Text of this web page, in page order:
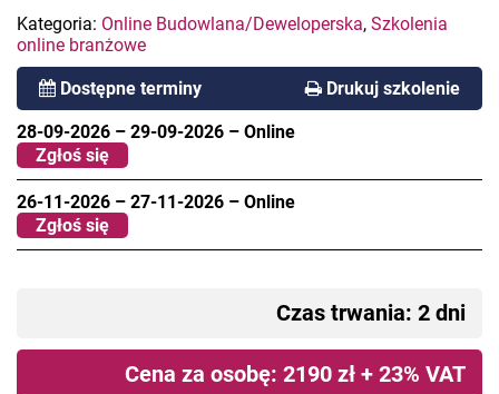
Kategoria: Online Budowlana/Deweloperska, Szkolenia
online branżowe
Dostępne terminy Drukuj szkolenie
28-09-2026 – 29-09-2026 – Online
Zgłoś się
26-11-2026 – 27-11-2026 – Online
Zgłoś się
Czas trwania: 2 dni
Cena za osobę: 2190 zł + 23% VAT